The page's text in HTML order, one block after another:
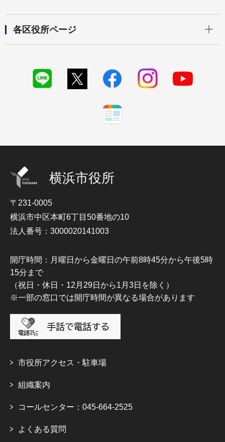
各区役所ページ
横浜市役所
〒231-0005
横浜市中区本町6丁目50番地の10
法人番号：3000020141003
開庁時間：月曜日から金曜日の午前8時45分から午後5時
15分まで
（祝日・休日・12月29日から1月3日を除く）
※一部の窓口では開庁時間が異なる場合があります
市役所アクセス・駐車場
組織案内
コールセンター：045-664-2525
よくある質問